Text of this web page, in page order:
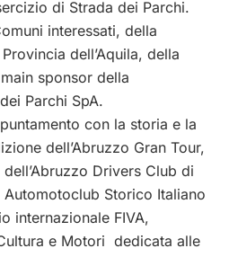
di Strada dei Parchi.
interessati, della
dell’Aquila, della
sponsor della
Parchi SpA.
con la storia e la
dell’Abruzzo Gran Tour,
Drivers Club di
Storico Italiano
internazionale FIVA,
e Motori dedicata alle